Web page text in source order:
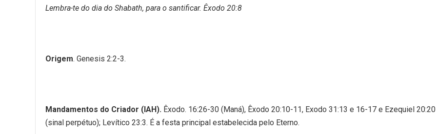
Lembra-te do dia do Shabath, para o santificar. Êxodo 20:8
Origem. Genesis 2:2-3.
Mandamentos do Criador (IAH). Êxodo. 16:26-30 (Maná), Êxodo 20:10-11, Exodo 31:13 e 16-17 e Ezequiel 20:20
(sinal perpétuo); Levítico 23:3. É a festa principal estabelecida pelo Eterno.